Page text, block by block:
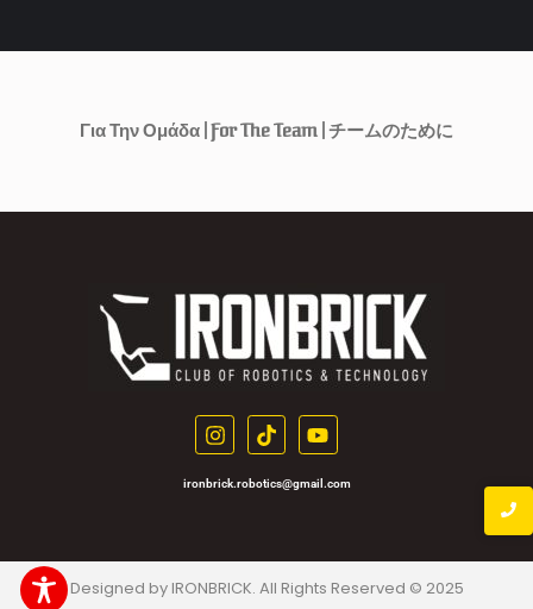
Για Την Ομάδα | For The Team | チームのために
ironbrick.robotics@gmail.com
Designed by IRONBRICK. All Rights Reserved © 2025